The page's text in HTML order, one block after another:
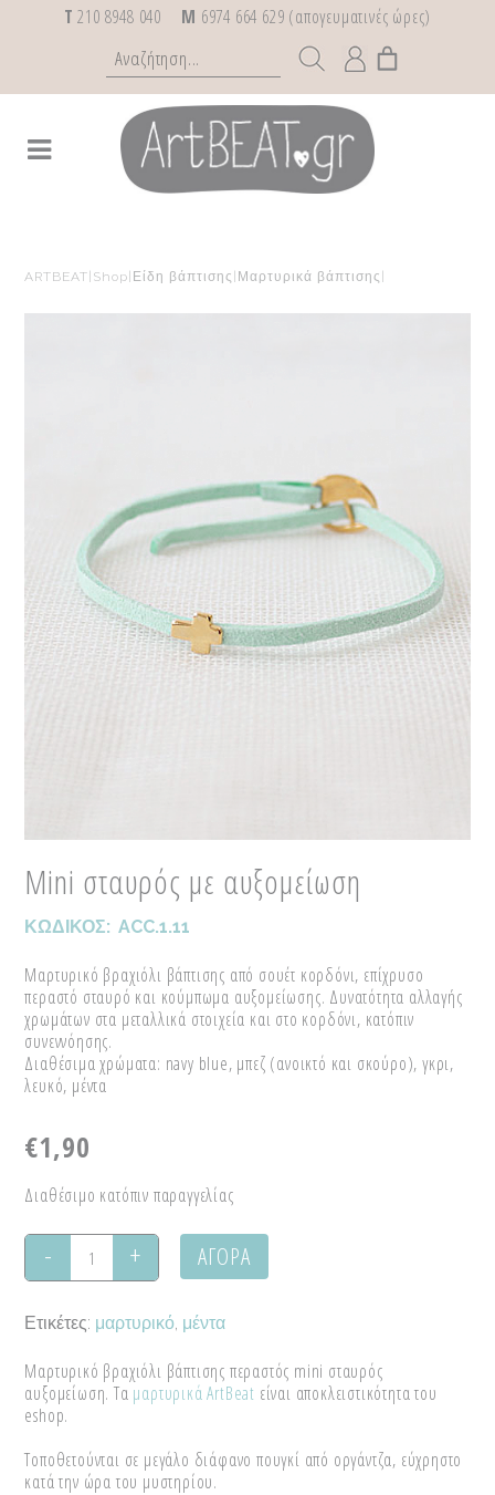
T 210 8948 040 M 6974 664 629 (απογευματινές ώρες)
ARTBEAT Shop Είδη βάπτισης Μαρτυρικά βάπτισης
Mini σταυρός με αυξομείωση
ΚΩΔΙΚΟΣ: ACC.1.11
Μαρτυρικό βραχιόλι βάπτισης από σουέτ κορδόνι, επίχρυσο
περαστό σταυρό και κούμπωμα αυξομείωσης. Δυνατότητα αλλαγής
χρωμάτων στα μεταλλικά στοιχεία και στο κορδόνι, κατόπιν
συνεννόησης.
Διαθέσιμα χρώματα: navy blue, μπεζ (ανοικτό και σκούρο), γκρι,
λευκό, μέντα
€1,90
Διαθέσιμο κατόπιν παραγγελίας
Mini
με
αυξομείωση
quantity
ΑΓΟΡΑ
Ετικέτες: μαρτυρικό μέντα
Μαρτυρικό βραχιόλι βάπτισης περαστός mini σταυρός
αυξομείωση. Τα μαρτυρικά ArtBeat είναι αποκλειστικότητα του
eshop.
Τοποθετούνται σε μεγάλο διάφανο πουγκί από οργάντζα, εύχρηστο
κατά την ώρα του μυστηρίου.